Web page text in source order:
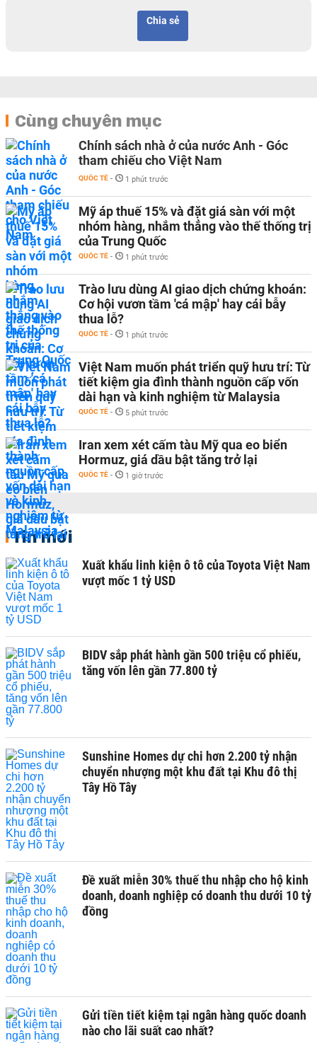
Chia sẻ
Cùng chuyên mục
Chính sách nhà ở của nước Anh - Góc
tham chiếu cho Việt Nam
QUỐC TẾ - 1 phút trước
Mỹ áp thuế 15% và đặt giá sàn với một
nhóm hàng, nhắm thẳng vào thế thống trị
của Trung Quốc
QUỐC TẾ - 1 phút trước
Trào lưu dùng AI giao dịch chứng khoán:
Cơ hội vươn tầm 'cá mập' hay cái bẫy
thua lỗ?
QUỐC TẾ - 1 phút trước
Việt Nam muốn phát triển quỹ hưu trí: Từ
tiết kiệm gia đình thành nguồn cấp vốn
dài hạn và kinh nghiệm từ Malaysia
QUỐC TẾ - 5 phút trước
Iran xem xét cấm tàu Mỹ qua eo biển
Hormuz, giá dầu bật tăng trở lại
QUỐC TẾ - 1 giờ trước
Tin mới
Xuất khẩu linh kiện ô tô của Toyota Việt Nam
vượt mốc 1 tỷ USD
BIDV sắp phát hành gần 500 triệu cổ phiếu,
tăng vốn lên gần 77.800 tỷ
Sunshine Homes dự chi hơn 2.200 tỷ nhận
chuyển nhượng một khu đất tại Khu đô thị
Tây Hồ Tây
Đề xuất miễn 30% thuế thu nhập cho hộ kinh
doanh, doanh nghiệp có doanh thu dưới 10 tỷ
đồng
Gửi tiền tiết kiệm tại ngân hàng quốc doanh
nào cho lãi suất cao nhất?